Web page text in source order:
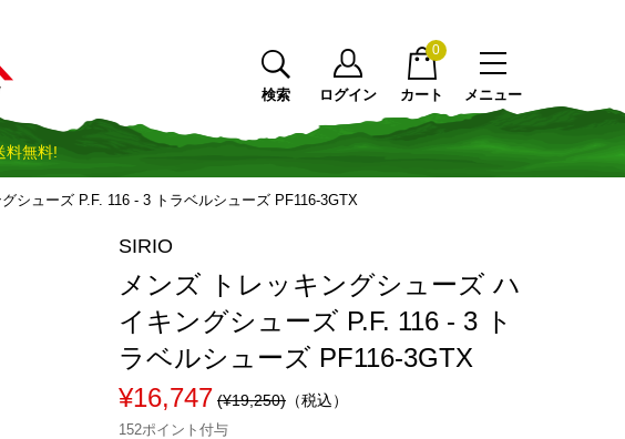
料無料!
メニュー
検索 ログイン カート
0
シューズ P.F. 116 - 3 トラベルシューズ PF116-3GTX
SIRIO
メンズ トレッキングシューズ ハ
イキングシューズ P.F. 116 - 3 ト
ラベルシューズ PF116-3GTX
¥16,747 (¥19,250) （税込）
152ポイント付与